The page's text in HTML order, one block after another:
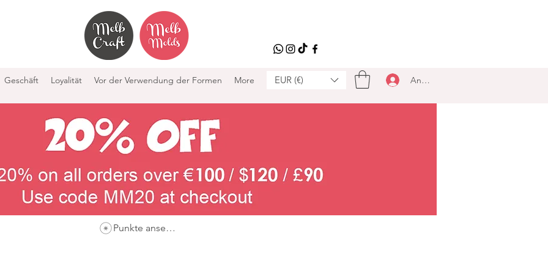
Geschäft Loyalität Vor der Verwendung der Formen More EUR (€) Anmelden
Punkte ansehen